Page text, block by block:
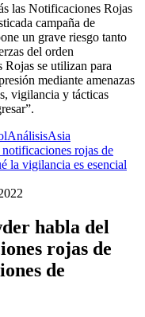
las Notificaciones Rojas
campaña de
un grave riesgo tanto
del orden
se utilizan para
mediante amenazas
vigilancia y tácticas
AnálisisAsia
rojas de
la vigilancia es esencial
habla del
rojas de
de